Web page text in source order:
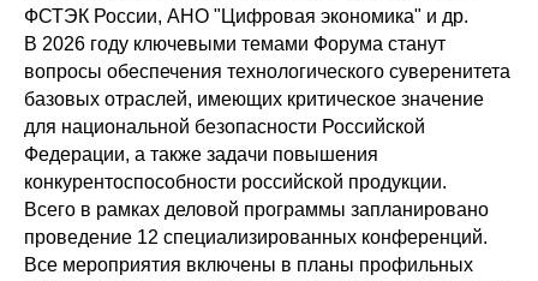
ФСТЭК России, АНО "Цифровая экономика" и др.
В 2026 году ключевыми темами Форума станут
вопросы обеспечения технологического суверенитета
базовых отраслей, имеющих критическое значение
для национальной безопасности Российской
Федерации, а также задачи повышения
конкурентоспособности российской продукции.
Всего в рамках деловой программы запланировано
проведение 12 специализированных конференций.
Все мероприятия включены в планы профильных